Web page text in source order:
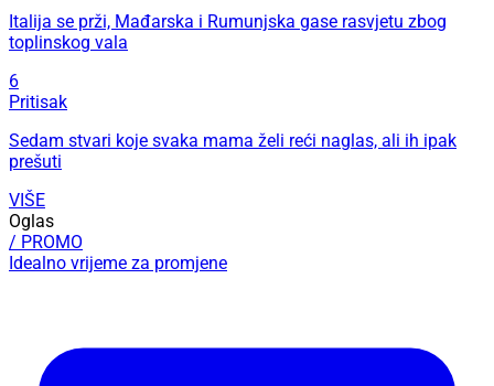
Italija se prži, Mađarska i Rumunjska gase rasvjetu zbog
toplinskog vala
6
Pritisak
Sedam stvari koje svaka mama želi reći naglas, ali ih ipak
prešuti
VIŠE
Oglas
/ PROMO
Idealno vrijeme za promjene